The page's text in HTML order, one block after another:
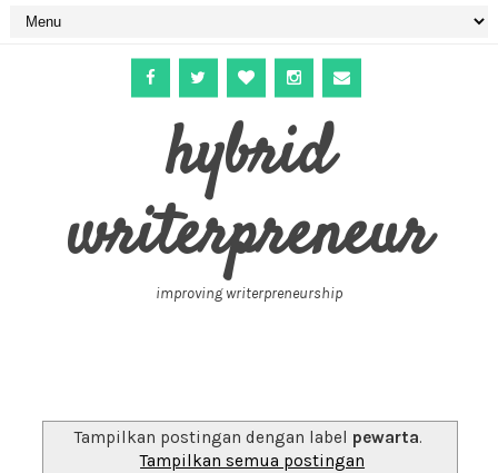
hybrid
writerpreneur
improving writerpreneurship
Tampilkan postingan dengan label pewarta.
Tampilkan semua postingan